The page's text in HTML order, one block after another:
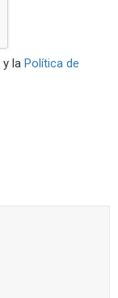
y la Política de